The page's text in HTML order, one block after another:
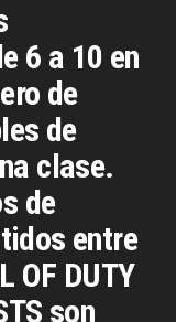
6 a 10 en
de
de
clase.
de
entre
OF DUTY
son